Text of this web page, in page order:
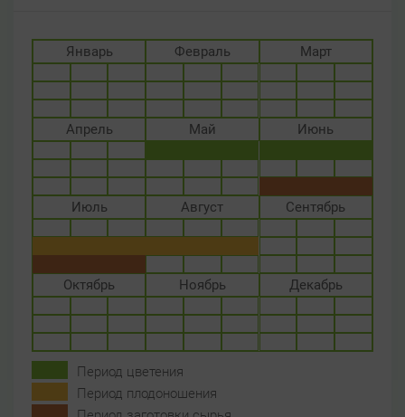
Январь Февраль Март
Апрель Май Июнь
Июль Август Сентябрь
Октябрь Ноябрь Декабрь
Период цветения
Период плодоношения